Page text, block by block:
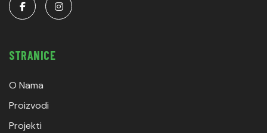
STRANICE
O Nama
Proizvodi
Projekti